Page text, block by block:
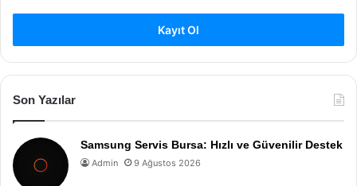
Kayıt Ol
Son Yazılar
Samsung Servis Bursa: Hızlı ve Güvenilir Destek
Admin 9 Ağustos 2026